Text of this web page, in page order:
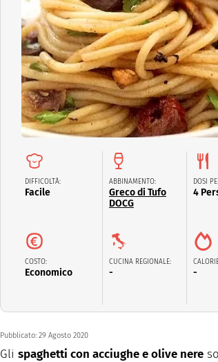
Dolci Pasqua
San Valentino
DIFFICOLTÀ:
Facile
ABBINAMENTO:
Greco di Tufo
DOCG
COSTO:
Economico
CUCINA REGIONALE:
-
DOSI
4
-
Pubblicato: 29 Agosto 2020
Gli spaghetti con acciughe e olive nere